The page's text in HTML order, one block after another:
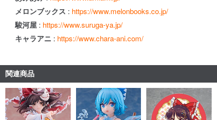
メロンブックス : https://www.melonbooks.co.jp/
駿河屋 : https://www.suruga-ya.jp/
キャラアニ : https://www.chara-ani.com/
関連商品